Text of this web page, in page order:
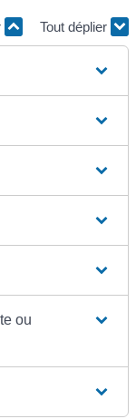
Tout déplier
ou